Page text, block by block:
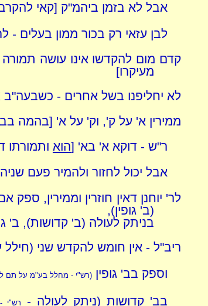
אבל לא בזמן ביהמ"ק [קאי
לבן עזאי רק בכור ממון בעלים -
קדם מום להקדשו אינו עושה
מעיקרו]
לא יחליפנו בשל אחרים - כשבעה"ב
ממירין א' על ק', וק' על א' [בהמה
ר"ש - דוקא א' בא' [הוא ותמורתו
אבל יכול לחזור ולהמיר פעם שניה
לר' יוחנן דאין חוזרין וממירין, ספק
(ב' גופין),
בניתק לעולה (ב' קדושות), ב'
ריב"ל - אין חומש להקדש שני (חילל
וספק בב' גופין(רש"י - מחלל בע"מ על תם
בב' קדושות (ניתק לעולה -
רש"י